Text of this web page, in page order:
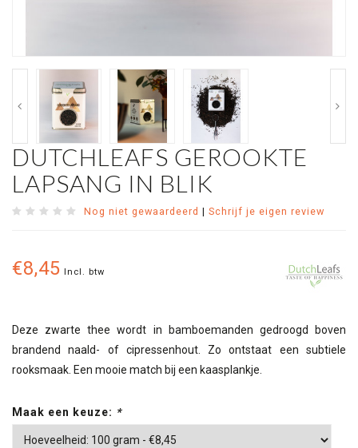
DUTCHLEAFS GEROOKTE
LAPSANG IN BLIK
Nog niet gewaardeerd | Schrijf je eigen review
€8,45 Incl. btw
Deze zwarte thee wordt in bamboemanden gedroogd boven
brandend naald- of cipressenhout. Zo ontstaat een subtiele
rooksmaak. Een mooie match bij een kaasplankje.
Maak een keuze: *